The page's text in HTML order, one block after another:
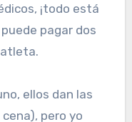
¡todo está
pagar dos
atleta.
ellos dan las
pero yo